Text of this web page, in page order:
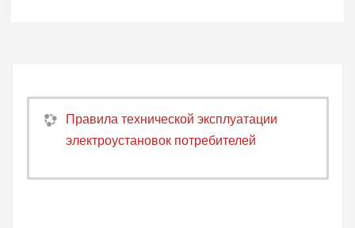
Правила технической эксплуатации
электроустановок потребителей